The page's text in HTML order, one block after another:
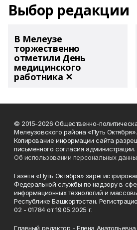
Выбор редакции
В Мелеузе
торжественно
отметили День
медицинского
работника ✕
© 2015-2026 Общественно-
Мелеузовского района «Путь Октября».
Копирование информации сайта
письменного согласия администрации.
Об использовании персональных
Газета «Путь Октября»
Федеральной службы по надзору в
информационных технологий и
Республике Башкортостан.
02 - 01784 от 19.05.2025 г.
Главный редактор - Елена